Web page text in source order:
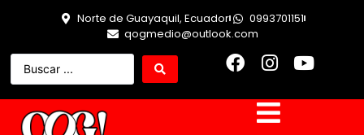
Norte de Guayaquil, Ecuador
0993701151
qogmedio@outlook.com